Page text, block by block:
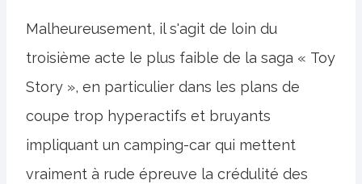
Malheureusement, il s'agit de loin du
troisième acte le plus faible de la saga « Toy
Story », en particulier dans les plans de
coupe trop hyperactifs et bruyants
impliquant un camping-car qui mettent
vraiment à rude épreuve la crédulité des